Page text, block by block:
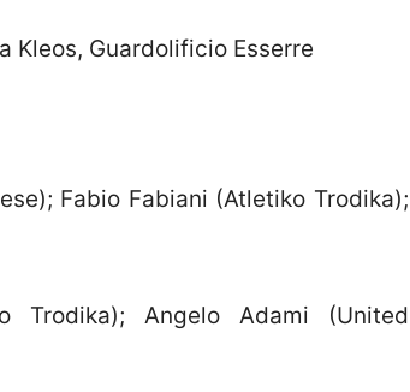
Kleos, Guardolificio Esserre
Fabio Fabiani (Atletiko Trodika);
Trodika); Angelo Adami (United